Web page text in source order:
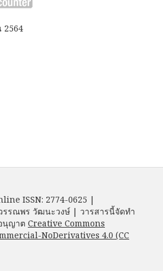
2564
ISSN: 2774-0625 |
รรณพร วัฒนะวงษ์ | วารสารนี้จัดทำ
นุญาต Creative Commons
NoDerivatives 4.0 (CC